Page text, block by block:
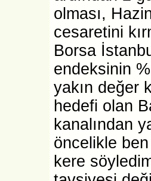
olması,
cesaretini
Borsa
endeksinin
yakın değer
hedefi olan
kanalından
öncelikle
kere